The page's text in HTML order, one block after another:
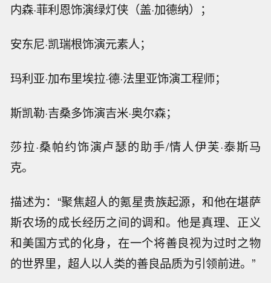
内森·菲利恩饰演绿灯侠（盖·加德纳）；
安东尼·凯瑞根饰演元素人；
玛利亚·加布里埃拉·德·法里亚饰演工程师；
斯凯勒·吉桑多饰演吉米·奥尔森；
莎拉·桑帕约饰演卢瑟的助手/情人伊芙·泰斯马
克。
描述为：“聚焦超人的氪星贵族起源，和他在堪萨
斯农场的成长经历之间的调和。他是真理、正义
和美国方式的化身，在一个将善良视为过时之物
的世界里，超人以人类的善良品质为引领前进。”